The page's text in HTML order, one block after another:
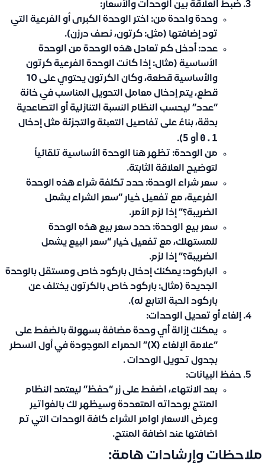
ضبط العلاقة بين الوحدات والأسعار:
وحدة واحدة من: اختر الوحدة الكبرى أو الفرعية التي
تود إضافتها (مثل: كرتون، نصف درزن).
عدد: أدخل كم تعادل هذه الوحدة من الوحدة
الأساسية (مثال: إذا كانت الوحدة الفرعية كرتون
والأساسية قطعة، وكان الكرتون يحتوي على 10
قطع، يتم إدخال معامل التحويل المناسب في خانة
“عدد” ليحسب النظام النسبة التنازلية أو التصاعدية
بدقة، بناءً على تفاصيل التعبئة والتجزئة مثل إدخال
0.1 أو 5
).
من الوحدة: تظهر هنا الوحدة الأساسية تلقائياً
لتوضيح العلاقة الثابتة.
سعر شراء الوحدة: حدد تكلفة شراء هذه الوحدة
الفرعية، مع تفعيل خيار “سعر الشراء يشمل
الضريبة؟” إذا لزم الأمر.
سعر بيع الوحدة: حدد سعر بيع هذه الوحدة
للمستهلك، مع تفعيل خيار “سعر البيع يشمل
الضريبة؟” إذا لزم.
الباركود: يمكنك إدخال باركود خاص ومستقل بالوحدة
الجديدة (مثال: باركود خاص بالكرتون يختلف عن
باركود الحبة التابع له).
إلغاء أو تعديل الوحدات:
يمكنك إزالة أي وحدة مضافة بسهولة بالضغط على
“علامة الإلغاء (X)”
الحمراء الموجودة في أول السطر
بجدول تحويل الوحدات .
حفظ البيانات:
بعد الانتهاء، اضغط على زر “حفظ” ليعتمد النظام
المنتج بوحداته المتعددة وسيظهر لك بالفواتير
وعرض الاسعار اوامر الشراء كافة الوحدات التي تم
اضافتها عند اضافة المنتج.
️ ملاحظات وإرشادات هامة: